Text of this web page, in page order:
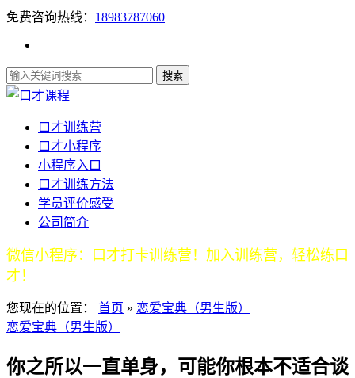
免费咨询热线： 18983787060
口才训练营
口才小程序
小程序入口
口才训练方法
学员评价感受
公司简介
微信小程序：口才打卡训练营！加入训练营，轻松练口
才！
您现在的位置： 首页 » 恋爱宝典（男生版）
恋爱宝典（男生版）
你之所以一直单身，可能你根本不适合谈